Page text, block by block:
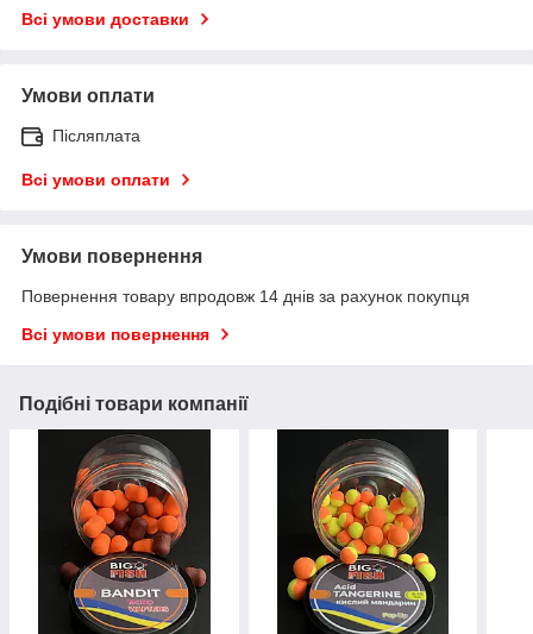
Всі умови доставки
Умови оплати
Післяплата
Всі умови оплати
Умови повернення
Повернення товару впродовж 14 днів за рахунок покупця
Всі умови повернення
Подібні товари компанії